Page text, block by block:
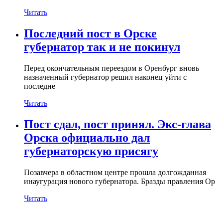
Читать
Последний пост в Орске
губернатор так и не покинул
Перед окончательным переездом в Оренбург вновь
назначенный губернатор решил наконец уйти с
последне
Читать
Пост сдал, пост принял. Экс-глава
Орска официально дал
губернаторскую присягу
Позавчера в областном центре прошла долгожданная
инаугурация нового губернатора. Бразды правления Ор
Читать